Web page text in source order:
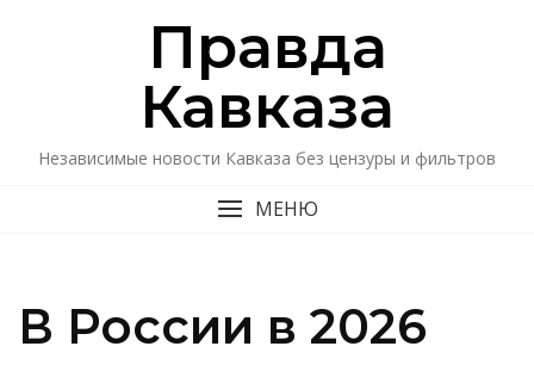
Правда
Кавказa
Независимые новости Кавказа без цензуры и фильтров
МЕНЮ
В России в 2026